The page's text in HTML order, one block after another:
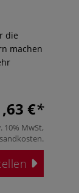
die
machen
€
10% MwSt,
.